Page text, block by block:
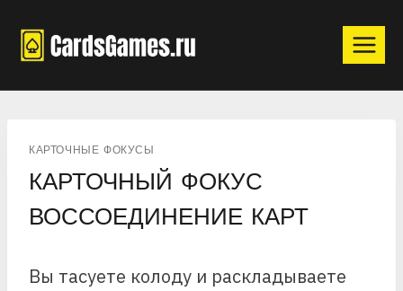
КАРТОЧНЫЕ ФОКУСЫ
КАРТОЧНЫЙ ФОКУС
ВОССОЕДИНЕНИЕ КАРТ
Вы тасуете колоду и раскладываете